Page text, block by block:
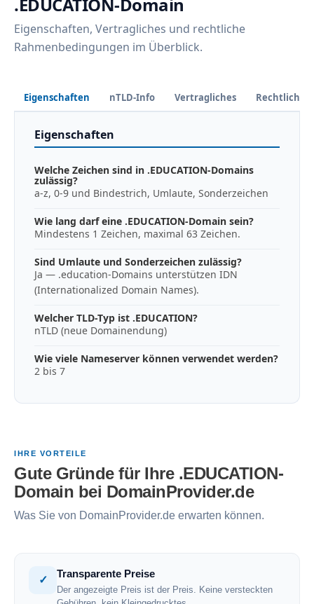
Eigenschaften, Vertragliches und rechtliche
Rahmenbedingungen im Überblick.
Eigenschaften nTLD-Info Vertragliches Rechtliches
Eigenschaften
Welche Zeichen sind in .EDUCATION-Domains
zulässig?
a-z, 0-9 und Bindestrich, Umlaute, Sonderzeichen
Wie lang darf eine .EDUCATION-Domain sein?
Mindestens 1 Zeichen, maximal 63 Zeichen.
Sind Umlaute und Sonderzeichen zulässig?
Ja — .education-Domains unterstützen IDN
(Internationalized Domain Names).
Welcher TLD-Typ ist .EDUCATION?
nTLD (neue Domainendung)
Wie viele Nameserver können verwendet werden?
2 bis 7
IHRE VORTEILE
Gute Gründe für Ihre .EDUCATION-
Domain bei DomainProvider.de
Was Sie von DomainProvider.de erwarten können.
✓
Transparente Preise
Der angezeigte Preis ist der Preis. Keine versteckten